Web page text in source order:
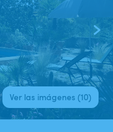
Ver las imágenes (10)